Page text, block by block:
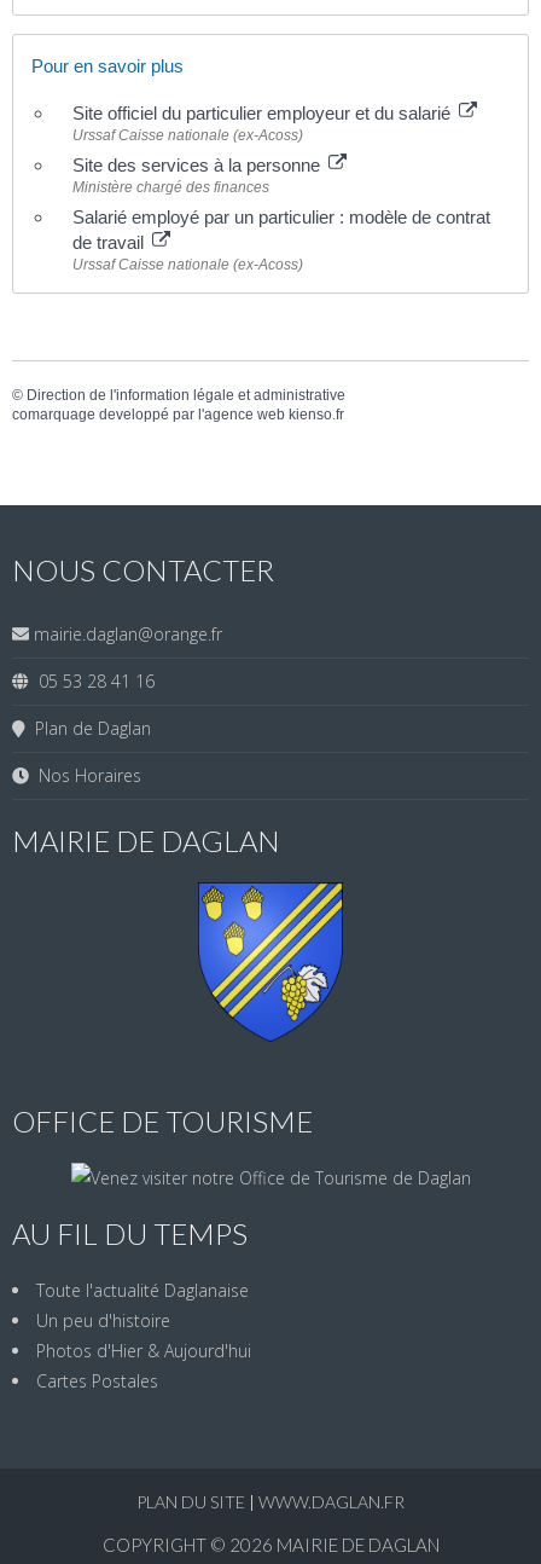
Pour en savoir plus
Site officiel du particulier employeur et du salarié
Urssaf Caisse nationale (ex-Acoss)
Site des services à la personne
Ministère chargé des finances
Salarié employé par un particulier : modèle de contrat
de travail
Urssaf Caisse nationale (ex-Acoss)
© Direction de l'information légale et administrative
comarquage developpé par l'agence web kienso.fr
NOUS CONTACTER
mairie.daglan@orange.fr
05 53 28 41 16
Plan de Daglan
Nos Horaires
MAIRIE DE DAGLAN
OFFICE DE TOURISME
AU FIL DU TEMPS
Toute l'actualité Daglanaise
Un peu d'histoire
Photos d'Hier & Aujourd'hui
Cartes Postales
PLAN DU SITE | WWW.DAGLAN.FR
COPYRIGHT © 2026 MAIRIE DE DAGLAN